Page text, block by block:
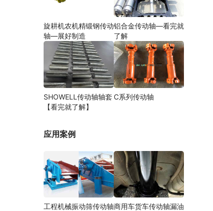
旋耕机农机精锻钢传动
轴—展好制造
铝合金传动轴—看完就
了解
SHOWELL传动轴轴套
【看完就了解】
C系列传动轴
应用案例
工程机械振动筛传动轴商用车货车传动轴漏油